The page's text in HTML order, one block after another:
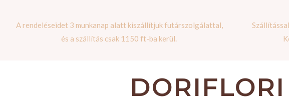
A rendeléseidet 3 munkanap alatt kiszállítjuk futárszolgálattal,
és a szállítás csak 1150 ft-ba kerül.